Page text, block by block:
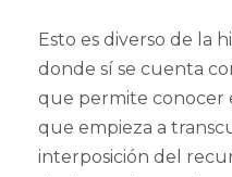
Esto es diverso de la
donde sí se cuenta
que permite conocer
que empieza a
interposición del